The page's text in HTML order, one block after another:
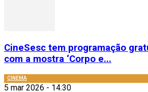
CineSesc tem programação
com a mostra ‘Corpo e...
CINEMA
5 mar 2026 - 14:30